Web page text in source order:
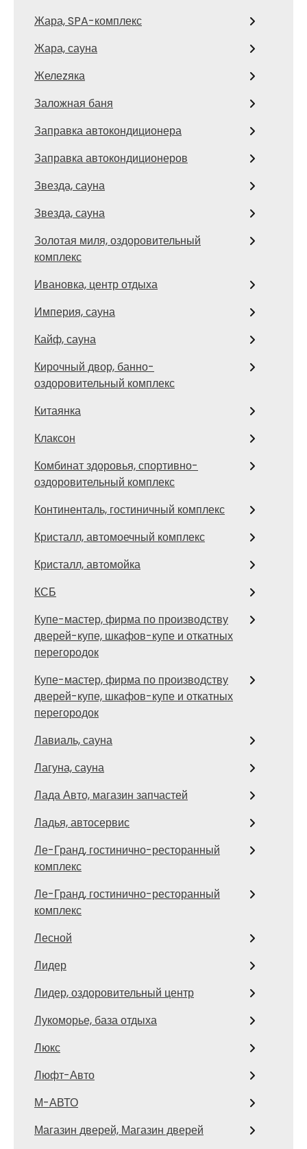
Жара, SPA-комплекс
Жара, сауна
Желеzяка
Заложная баня
Заправка автокондиционера
Заправка автокондиционеров
Звезда, сауна
Звезда, сауна
Золотая миля, оздоровительный
комплекс
Ивановка, центр отдыха
Империя, сауна
Кайф, сауна
Кирочный двор, банно-
оздоровительный комплекс
Китаянка
Клаксон
Комбинат здоровья, спортивно-
оздоровительный комплекс
Континенталь, гостиничный комплекс
Кристалл, автомоечный комплекс
Кристалл, автомойка
КСБ
Купе-мастер, фирма по производству
дверей-купе, шкафов-купе и откатных
перегородок
Купе-мастер, фирма по производству
дверей-купе, шкафов-купе и откатных
перегородок
Лавиаль, сауна
Лагуна, сауна
Лада Авто, магазин запчастей
Ладья, автосервис
Ле-Гранд, гостинично-ресторанный
комплекс
Ле-Гранд, гостинично-ресторанный
комплекс
Лесной
Лидер
Лидер, оздоровительный центр
Лукоморье, база отдыха
Люкс
Люфт-Авто
М-АВТО
Магазин дверей, Магазин дверей